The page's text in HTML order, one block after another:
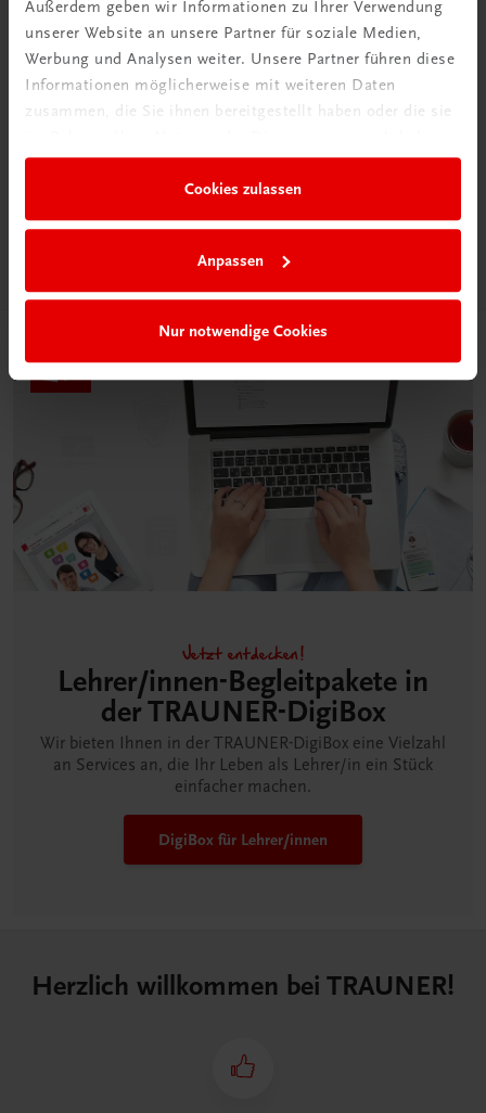
Außerdem geben wir Informationen zu Ihrer Verwendung
unserer Website an unsere Partner für soziale Medien,
Werbung und Analysen weiter. Unsere Partner führen diese
Informationen möglicherweise mit weiteren Daten
zusammen, die Sie ihnen bereitgestellt haben oder die sie
Cookies zulassen
Anpassen
Nur notwendige Cookies
Neu in der DigiBox
Das „Digitale
Klassenzimmer“
Mehr dazu
Jetzt entdecken!
Lehrer/innen-Begleitpakete in
der TRAUNER-DigiBox
Wir bieten Ihnen in der TRAUNER-DigiBox eine Vielzahl
an Services an, die Ihr Leben als Lehrer/in ein Stück
einfacher machen.
DigiBox für Lehrer/innen
Herzlich willkommen bei TRAUNER!